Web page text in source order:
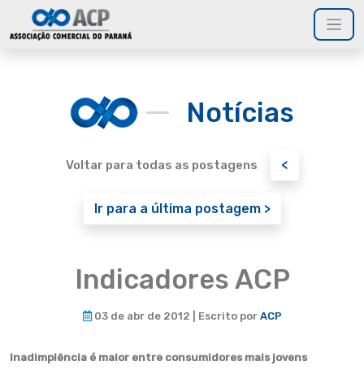
Notícias
Voltar para todas as postagens <
Ir para a última postagem >
Indicadores ACP
03 de abr de 2012 | Escrito por ACP
Inadimplência é maior entre consumidores mais jovens